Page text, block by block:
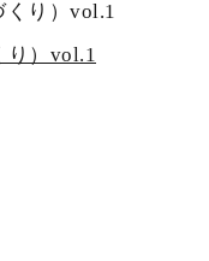
くり）vol.1
り）vol.1